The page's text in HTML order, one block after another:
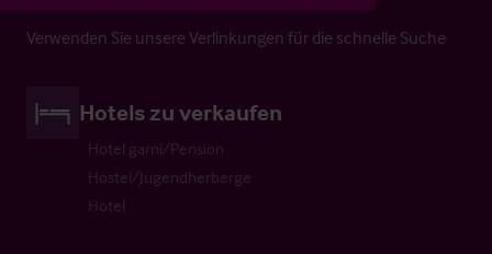
Verwenden Sie unsere Verlinkungen für die schnelle Suche
Hotels zu verkaufen
Hotel garni/Pension
Hostel/Jugendherberge
Hotel